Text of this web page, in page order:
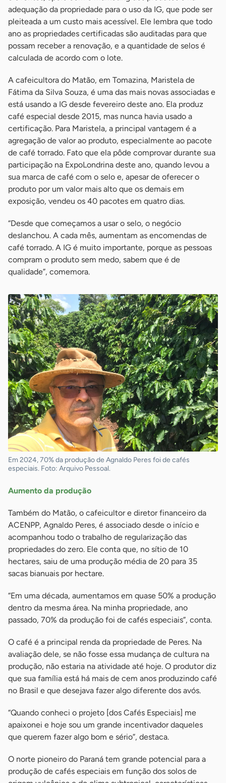
adequação da propriedade para o uso da IG, que pode ser
pleiteada a um custo mais acessível. Ele lembra que todo
ano as propriedades certificadas são auditadas para que
possam receber a renovação, e a quantidade de selos é
calculada de acordo com o lote.
A cafeicultora do Matão, em Tomazina, Maristela de
Fátima da Silva Souza, é uma das mais novas associadas e
está usando a IG desde fevereiro deste ano. Ela produz
café especial desde 2015, mas nunca havia usado a
certificação. Para Maristela, a principal vantagem é a
agregação de valor ao produto, especialmente ao pacote
de café torrado. Fato que ela pôde comprovar durante sua
participação na ExpoLondrina deste ano, quando levou a
sua marca de café com o selo e, apesar de oferecer o
produto por um valor mais alto que os demais em
exposição, vendeu os 40 pacotes em quatro dias.
“Desde que começamos a usar o selo, o negócio
deslanchou. A cada mês, aumentam as encomendas de
café torrado. A IG é muito importante, porque as pessoas
compram o produto sem medo, sabem que é de
qualidade”, comemora.
Em 2024, 70% da produção de Agnaldo Peres foi de cafés
especiais. Foto: Arquivo Pessoal.
Aumento da produção
Também do Matão, o cafeicultor e diretor financeiro da
ACENPP, Agnaldo Peres, é associado desde o início e
acompanhou todo o trabalho de regularização das
propriedades do zero. Ele conta que, no sítio de 10
hectares, saiu de uma produção média de 20 para 35
sacas bianuais por hectare.
“Em uma década, aumentamos em quase 50% a produção
dentro da mesma área. Na minha propriedade, ano
passado, 70% da produção foi de cafés especiais”, conta.
O café é a principal renda da propriedade de Peres. Na
avaliação dele, se não fosse essa mudança de cultura na
produção, não estaria na atividade até hoje. O produtor diz
que sua família está há mais de cem anos produzindo café
no Brasil e que desejava fazer algo diferente dos avós.
“Quando conheci o projeto [dos Cafés Especiais] me
apaixonei e hoje sou um grande incentivador daqueles
que querem fazer algo bom e sério”, destaca.
O norte pioneiro do Paraná tem grande potencial para a
produção de cafés especiais em função dos solos de